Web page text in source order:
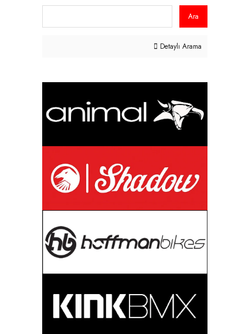
Ara
Detaylı Arama